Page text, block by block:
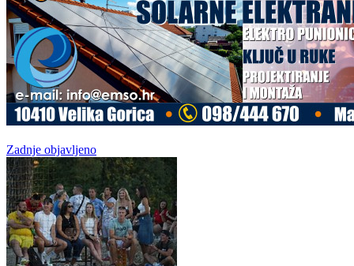
Zadnje objavljeno